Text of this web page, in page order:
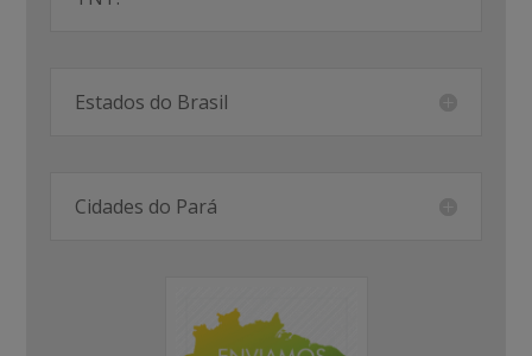
Estados do Brasil
Cidades do Pará